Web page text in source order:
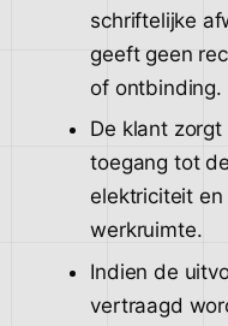
schriftelijke
geeft geen
of ontbinding.
De klant zorgt
toegang tot
elektriciteit en
werkruimte.
Indien de
vertraagd